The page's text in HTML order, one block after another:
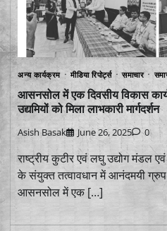
अन्य कार्यक्रम मीडिया रिपोर्ट्स समाचार
आसनसोल में एक दिवसीय विकास
उद्यमियों को मिला लाभकारी मार्गदर्शन
Asish Basak June 26, 2025 0
राष्ट्रीय कुटीर एवं लघु उद्योग मंडल
के संयुक्त तत्वावधान में आनंदमयी
आसनसोल में एक […]